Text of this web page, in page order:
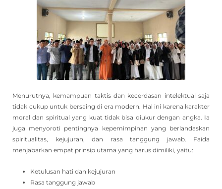
Menurutnya, kemampuan taktis dan kecerdasan intelektual saja
tidak cukup untuk bersaing di era modern. Hal ini karena karakter
moral dan spiritual yang kuat tidak bisa diukur dengan angka. Ia
juga menyoroti pentingnya kepemimpinan yang berlandaskan
spiritualitas, kejujuran, dan rasa tanggung jawab. Faida
menjabarkan empat prinsip utama yang harus dimiliki, yaitu:
Ketulusan hati dan kejujuran
Rasa tanggung jawab